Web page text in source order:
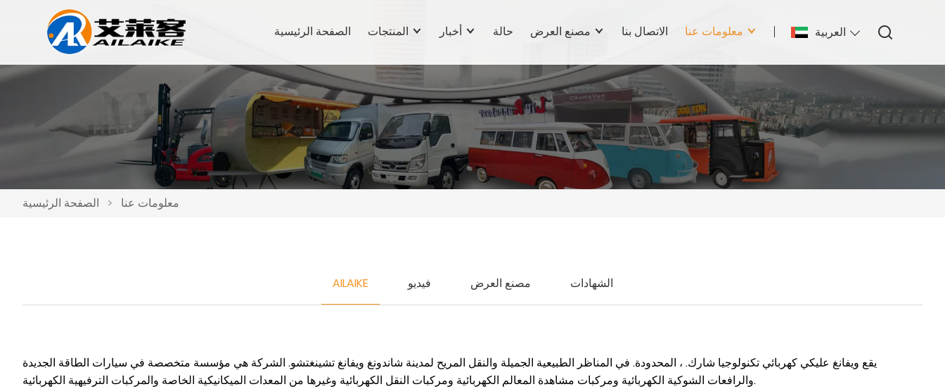
العربية الصفحة الرئيسية المنتجات أخبار حالة مصنع العرض الاتصال بنا معلومات عنا
الصفحة الرئيسية > معلومات عنا
AILAIKE فيديو مصنع العرض الشهادات
يقع ويفانغ عليكي كهربائي تكنولوجيا شارك. ، المحدودة. في المناظر الطبيعية الجميلة والنقل المريح لمدينة شاندونغ ويفانغ تشينغتشو. الشركة هي مؤسسة متخصصة في سيارات الطاقة الجديدة
والرافعات الشوكية الكهربائية ومركبات مشاهدة المعالم الكهربائية ومركبات النقل الكهربائية وغيرها من المعدات الميكانيكية الخاصة والمركبات الترفيهية الكهربائية.